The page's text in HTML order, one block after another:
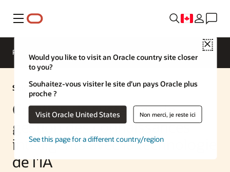
Menu
Close
Would you like to visit an Oracle country site closer
to you?
Souhaitez-vous visiter le site d’un pays Oracle plus
proche ?
Visit Oracle United States Non merci, je reste ici
See this page for a different country/region
Présentation
Solution IA
Création de systèmes de
gestion des connaissances
intelligents avec la technologie
de l'IA